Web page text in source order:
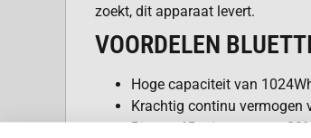
zoekt, dit apparaat levert.
VOORDELEN
Hoge capaciteit van
Krachtig continu vermogen
Binnen 45 minuten voor